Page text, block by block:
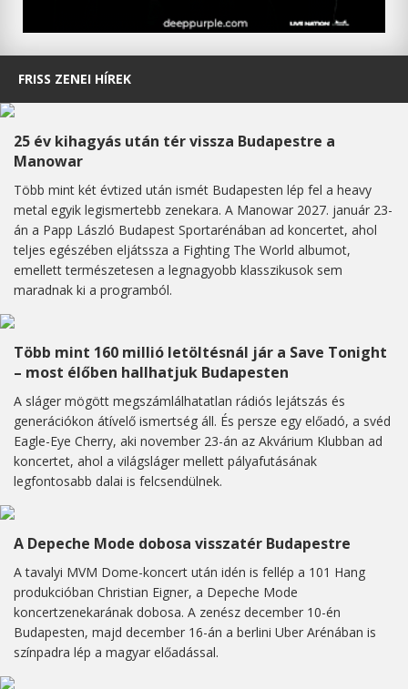
FRISS ZENEI HÍREK
25 év kihagyás után tér vissza Budapestre a
Manowar
Több mint két évtized után ismét Budapesten lép fel a heavy
metal egyik legismertebb zenekara. A Manowar 2027. január 23-
án a Papp László Budapest Sportarénában ad koncertet, ahol
teljes egészében eljátssza a Fighting The World albumot,
emellett természetesen a legnagyobb klasszikusok sem
maradnak ki a programból.
Több mint 160 millió letöltésnál jár a Save Tonight
– most élőben hallhatjuk Budapesten
A sláger mögött megszámlálhatatlan rádiós lejátszás és
generációkon átívelő ismertség áll. És persze egy előadó, a svéd
Eagle-Eye Cherry, aki november 23-án az Akvárium Klubban ad
koncertet, ahol a világsláger mellett pályafutásának
legfontosabb dalai is felcsendülnek.
A Depeche Mode dobosa visszatér Budapestre
A tavalyi MVM Dome-koncert után idén is fellép a 101 Hang
produkcióban Christian Eigner, a Depeche Mode
koncertzenekarának dobosa. A zenész december 10-én
Budapesten, majd december 16-án a berlini Uber Arénában is
színpadra lép a magyar előadással.